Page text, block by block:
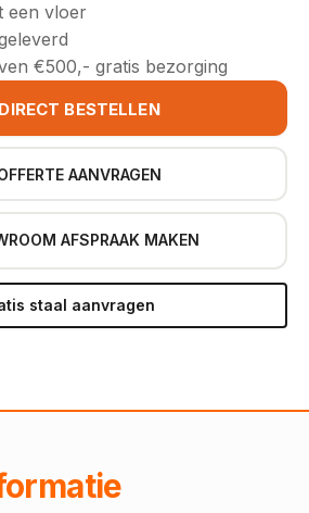
een vloer
€500,- gratis bezorging
DIRECT BESTELLEN
AANVRAGEN
AFSPRAAK MAKEN
staal aanvragen